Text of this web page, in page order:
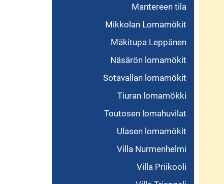
Mantereen tila
Mikkolan Lomamökit
Mäkitupa Leppänen
Näsärön lomamökit
Sotavallan lomamökit
Tiuran lomamökki
Toutosen lomahuvilat
Ulasen lomamökit
Villa Nurmenhelmi
Villa Priikooli